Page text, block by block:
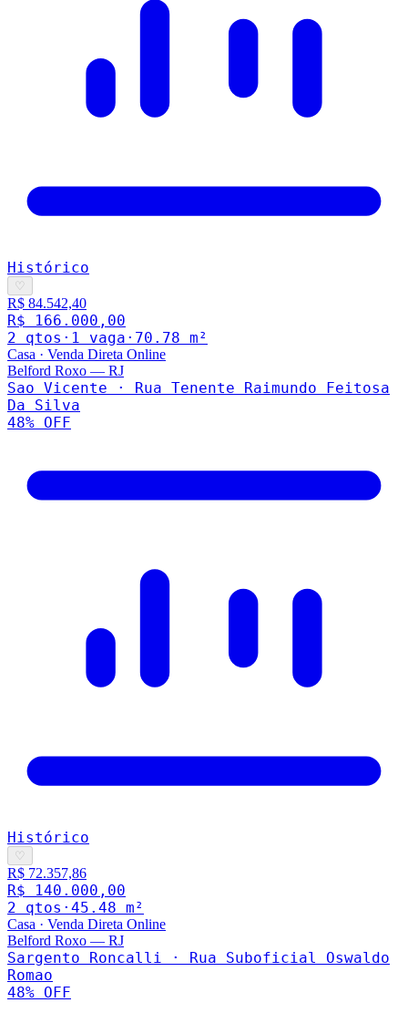
Histórico
♡
R$ 84.542,40
R$ 166.000,00
2 qtos · 1 vaga · 70.78 m²
Casa · Venda Direta Online
Belford Roxo — RJ
Sao Vicente · Rua Tenente Raimundo Feitosa
Da Silva
48% OFF
Histórico
♡
R$ 72.357,86
R$ 140.000,00
2 qtos · 45.48 m²
Casa · Venda Direta Online
Belford Roxo — RJ
Sargento Roncalli · Rua Suboficial Oswaldo
Romao
48% OFF